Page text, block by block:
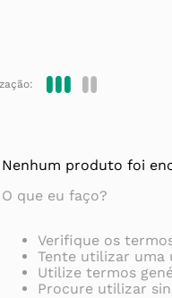
Nenhum produto foi
O que eu faço?
Verifique os
Tente utilizar uma
Utilize termos
Procure utilizar